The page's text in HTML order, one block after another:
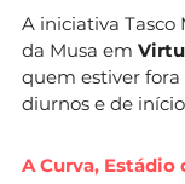
A iniciativa
da Musa em
quem estiver fora
diurnos e de
A Curva, Estádio